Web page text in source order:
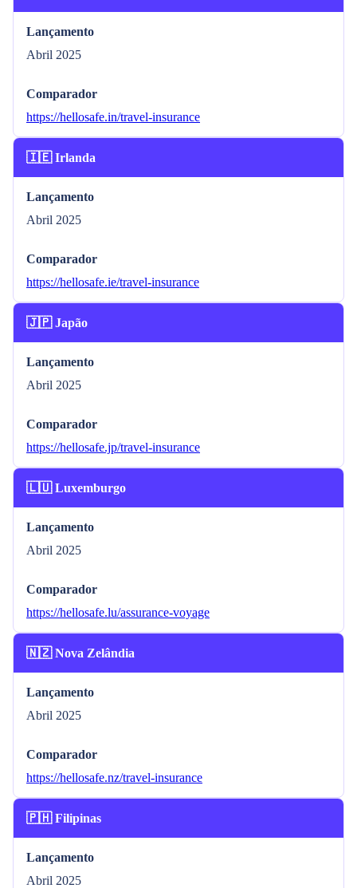
Lançamento
Abril 2025
Comparador
https://hellosafe.in/travel-insurance
🇮🇪 Irlanda
Lançamento
Abril 2025
Comparador
https://hellosafe.ie/travel-insurance
🇯🇵 Japão
Lançamento
Abril 2025
Comparador
https://hellosafe.jp/travel-insurance
🇱🇺 Luxemburgo
Lançamento
Abril 2025
Comparador
https://hellosafe.lu/assurance-voyage
🇳🇿 Nova Zelândia
Lançamento
Abril 2025
Comparador
https://hellosafe.nz/travel-insurance
🇵🇭 Filipinas
Lançamento
Abril 2025